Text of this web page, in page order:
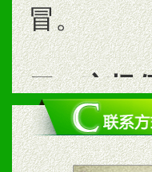
冒。
二、市场
1、统一
商利润。